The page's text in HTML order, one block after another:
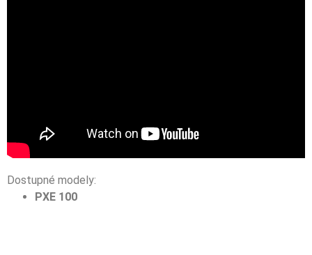
Dostupné modely:
PXE 100